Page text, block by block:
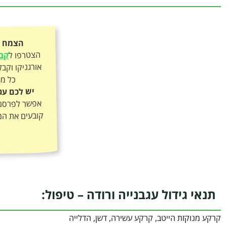
הצמח
הצטרפו ל
כל
יש לכם
אפשר
קובעים את
תנאי גידול עגבנייה ורודה – טיפול:
קרקע מנוקזת הייטב, קרקע עשירה, דשן, הדלייה